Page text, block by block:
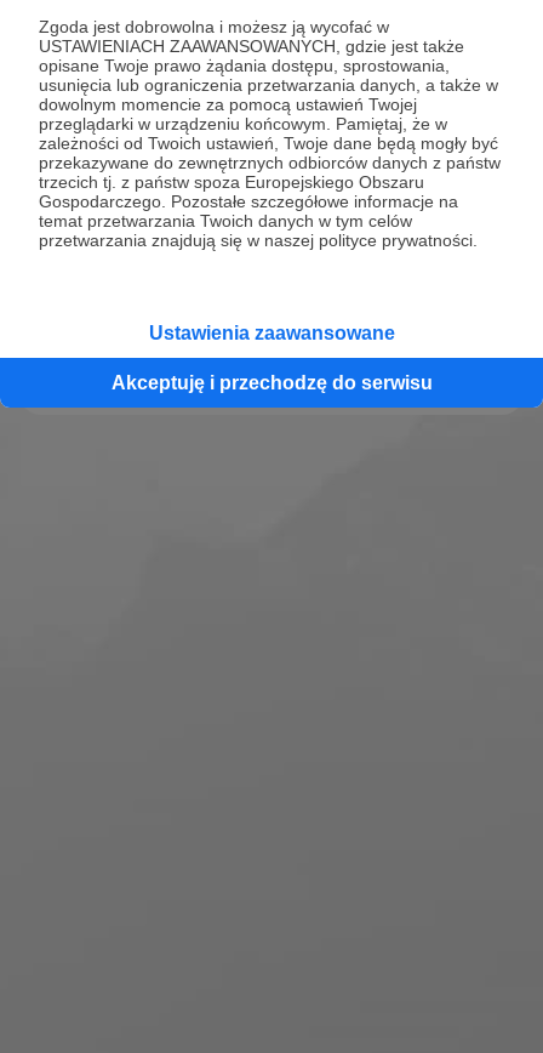
Zgoda jest dobrowolna i możesz ją wycofać w
USTAWIENIACH ZAAWANSOWANYCH, gdzie jest także
opisane Twoje prawo żądania dostępu, sprostowania,
usunięcia lub ograniczenia przetwarzania danych, a także w
dowolnym momencie za pomocą ustawień Twojej
przeglądarki w urządzeniu końcowym. Pamiętaj, że w
zależności od Twoich ustawień, Twoje dane będą mogły być
przekazywane do zewnętrznych odbiorców danych z państw
trzecich tj. z państw spoza Europejskiego Obszaru
Gospodarczego. Pozostałe szczegółowe informacje na
temat przetwarzania Twoich danych w tym celów
przetwarzania znajdują się w naszej polityce prywatności.
Ustawienia zaawansowane
Akceptuję i przechodzę do serwisu
obywatelska, Radio Rebeliant oferuje platformę dla
gości z doświadczeniem w polityce, umożliwiając
im odpowiadanie na pytania słuchaczy i
dostarczanie cennych informacji. Radio Rebeliant
promuje świadomość polityczną, otwartość,
niezależność i wolność słowa. Słuchacze Rozmów
Radia Rebeliant mogą aktywnie uczestniczyć w
dyskusjach, zadawać pytania i wyrażać swoje
opinie.